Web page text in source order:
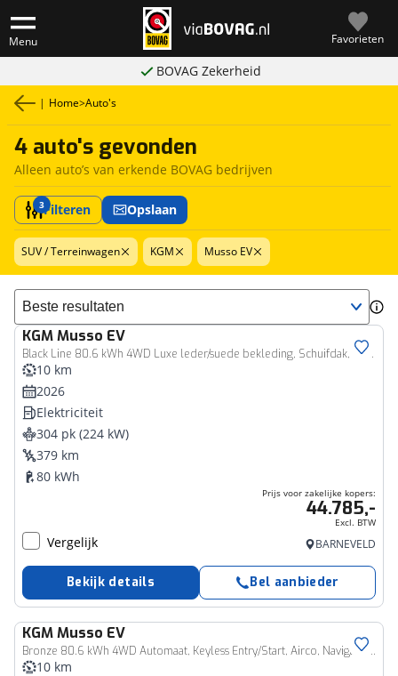
Menu Favorieten
BOVAG Zekerheid
| Home>Auto's
4 auto's gevonden
Alleen auto’s van erkende BOVAG bedrijven
3Filteren Opslaan
SUV / Terreinwagen KGM Musso EV
Sorteer resultaten
KGMMusso EV
Black Line 80.6 kWh 4WD Luxe leder/suede bekleding, Schuifdak, Navigatie, 4x4, 2300kg trekgewicht!
Zakelijk voertuig
10 km
2026
Elektriciteit
304 pk (224 kW)
379 km
80 kWh
Prijs voor zakelijke kopers:
44.785,-
Excl. BTW
Vergelijk BARNEVELD
Bekijk details Bel aanbieder
KGMMusso EV
Bronze 80.6 kWh 4WD Automaat, Keyless Entry/Start, Airco, Navigatie, 4x4, 2300kg trekgewicht!
Zakelijk voertuig
10 km